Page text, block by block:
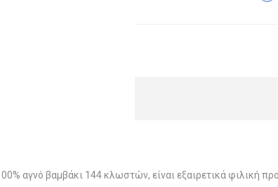
αγνό βαμβάκι 144 κλωστών, είναι εξαιρετικά φιλική